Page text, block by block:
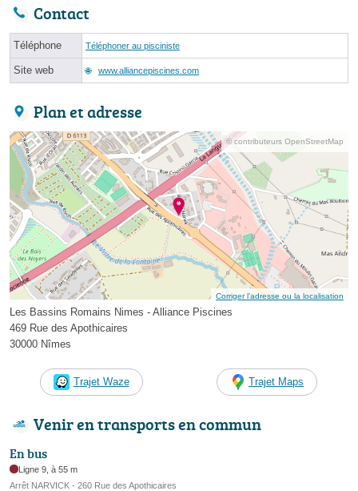
Contact
Téléphone Téléphoner au pisciniste
Site web www.alliancepiscines.com
Plan et adresse
© contributeurs OpenStreetMap
Corriger l’adresse ou la localisation
Les Bassins Romains Nimes - Alliance Piscines
469 Rue des Apothicaires
30000 Nîmes
Trajet Waze Trajet Maps
Venir en transports en commun
En bus
Ligne 9, à 55 m
Arrêt NARVICK - 260 Rue des Apothicaires